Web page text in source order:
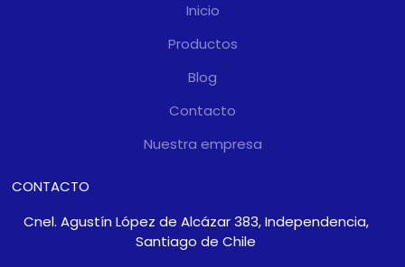
Inicio
Productos
Blog
Contacto
Nuestra empresa
CONTACTO
Cnel. Agustín López de Alcázar 383, Independencia,
Santiago de Chile